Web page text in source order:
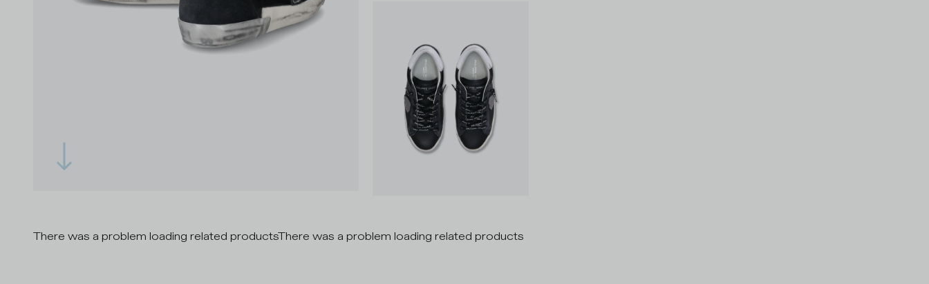
There was a problem loading related productsThere was a problem loading related products